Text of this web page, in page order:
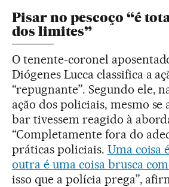
Pisar no pescoço “é
dos limites”
O tenente-coronel
Diógenes Lucca classifica a
“repugnante”. Segundo ele,
ação dos policiais, mesmo se
bar tivessem reagido à
“Completamente fora do
práticas policiais. Uma coisa
outra é uma coisa brusca
isso que a polícia prega”,